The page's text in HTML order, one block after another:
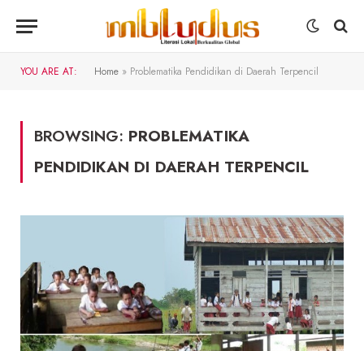
YOU ARE AT: Home » Problematika Pendidikan di Daerah Terpencil
BROWSING: PROBLEMATIKA
PENDIDIKAN DI DAERAH TERPENCIL